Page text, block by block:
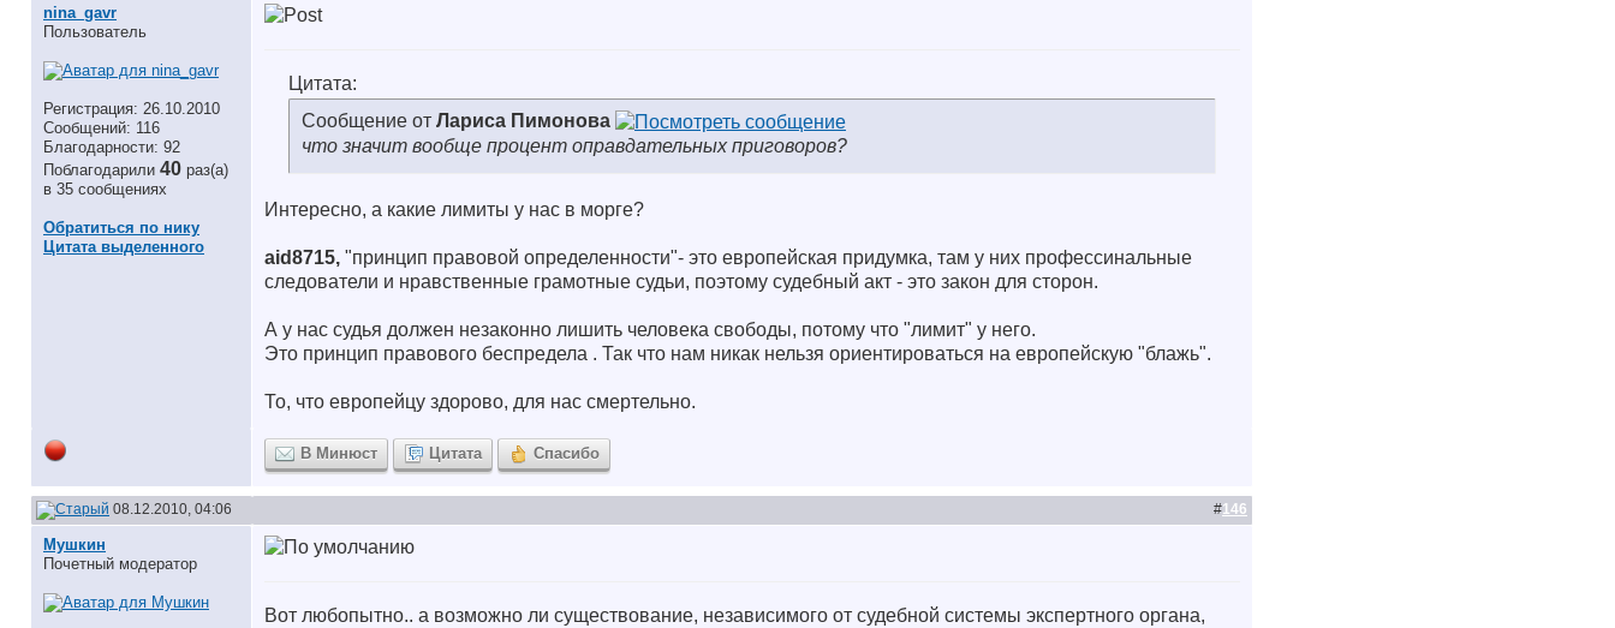
nina_gavr
Пользователь
Регистрация: 26.10.2010
Сообщений: 116
Благодарности: 92
Поблагодарили 40 раз(а)
в 35 сообщениях
Обратиться по нику
Цитата выделенного
Цитата:
Сообщение от Лариса Пимонова
что значит вообще процент оправдательных приговоров?
Интересно, а какие лимиты у нас в морге?
aid8715, "принцип правовой определенности"- это европейская придумка, там у них профессинальные
следователи и нравственные грамотные судьи, поэтому судебный акт - это закон для сторон.
А у нас судья должен незаконно лишить человека свободы, потому что "лимит" у него.
Это принцип правового беспредела . Так что нам никак нельзя ориентироваться на европейскую "блажь".
То, что европейцу здорово, для нас смертельно.
В Минюст Цитата Спасибо
08.12.2010, 04:06 #146
Мушкин
Почетный модератор
Вот любопытно.. а возможно ли существование, независимого от судебной системы экспертного органа,